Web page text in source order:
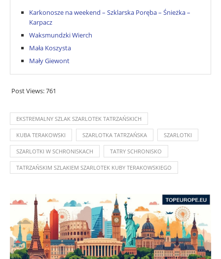
Karkonosze na weekend – Szklarska Poręba – Śnieżka –
Karpacz
Waksmundzki Wierch
Mała Koszysta
Mały Giewont
Post Views:761
EKSTREMALNY SZLAK SZARLOTEK TATRZAŃSKICH
KUBA TERAKOWSKI SZARLOTKA TATRZAŃSKA SZARLOTKI
SZARLOTKI W SCHRONISKACH TATRY SCHRONISKO
TATRZAŃSKIM SZLAKIEM SZARLOTEK KUBY TERAKOWSKIEGO